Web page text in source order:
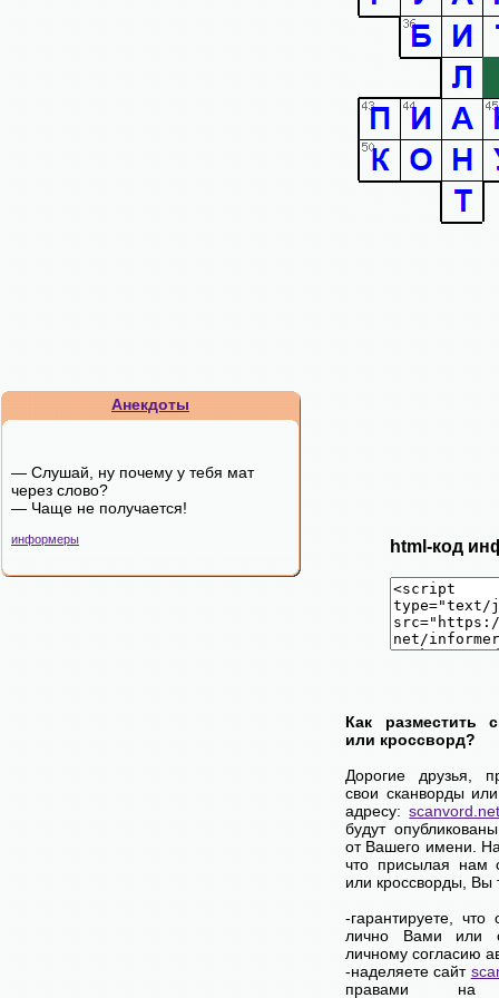
Анекдоты
— Слушай, ну почему у тебя мат
через слово?
— Чаще не получается!
информеры html-код
Как разместить
или кроссворд?
Дорогие друзья,
свои сканворды
адресу:
будут
от Вашего имени.
что присылая нам
или кроссворды,
-гарантируете, что
лично Вами или
личному согласию
-наделяете сайт
правами на